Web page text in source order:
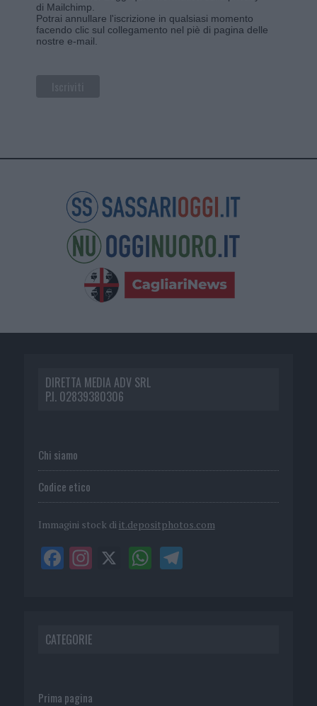
di Mailchimp
Potrai annullare l'iscrizione in qualsiasi momento
facendo clic sul collegamento nel piè di pagina delle
nostre e-mail.
DIRETTA MEDIA ADV SRL
P.I. 02839380306
Chi siamo
Codice etico
Immagini stock di it.depositphotos.com
CATEGORIE
Prima pagina